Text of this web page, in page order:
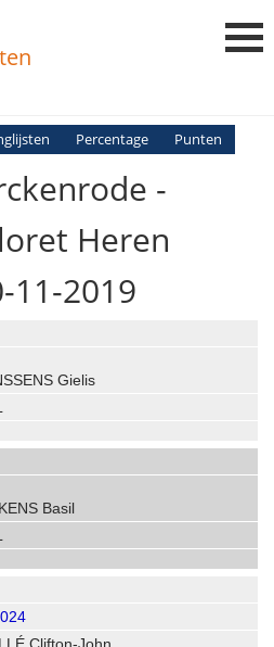
Login
Percentage Punten
-
Heren
11-2019
Gielis
Basil